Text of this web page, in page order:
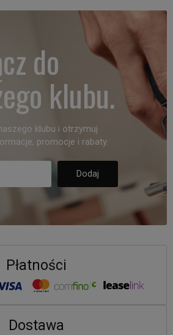
do
klubu.
klubu i otrzymuj
promocje i rabaty.
Płatności
Dostawa